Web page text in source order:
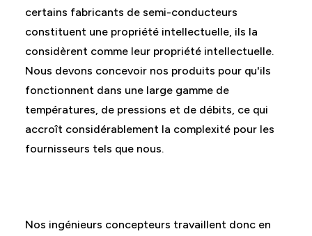
certains fabricants de semi-conducteurs
constituent une propriété intellectuelle, ils la
considèrent comme leur propriété intellectuelle.
Nous devons concevoir nos produits pour qu'ils
fonctionnent dans une large gamme de
températures, de pressions et de débits, ce qui
accroît considérablement la complexité pour les
fournisseurs tels que nous.
Nos ingénieurs concepteurs travaillent donc en